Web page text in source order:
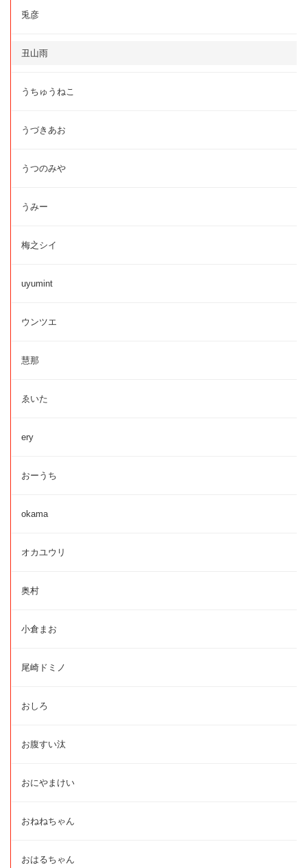
兎彦
丑山雨
うちゅうねこ
うづきあお
うつのみや
うみー
梅之シイ
uyumint
ウンツエ
慧那
ゑいた
ery
おーうち
okama
オカユウリ
奥村
小倉まお
尾崎ドミノ
おしろ
お腹すい汰
おにやまけい
おねねちゃん
おはるちゃん